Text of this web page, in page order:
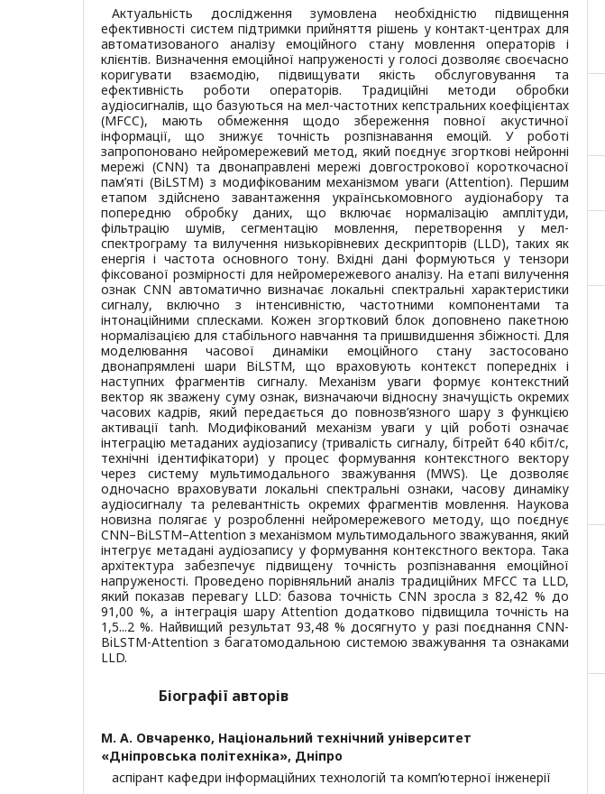
Актуальність дослідження зумовлена необхідністю підвищення
ефективності систем підтримки прийняття рішень у контакт-центрах для
автоматизованого аналізу емоційного стану мовлення операторів і
клієнтів. Визначення емоційної напруженості у голосі дозволяє своєчасно
коригувати взаємодію, підвищувати якість обслуговування та
ефективність роботи операторів. Традиційні методи обробки
аудіосигналів, що базуються на мел-частотних кепстральних коефіцієнтах
(MFCC), мають обмеження щодо збереження повної акустичної
інформації, що знижує точність розпізнавання емоцій. У роботі
запропоновано нейромережевий метод, який поєднує згорткові нейронні
мережі (CNN) та двонаправлені мережі довгострокової короткочасної
пам’яті (BiLSTM) з модифікованим механізмом уваги (Attention). Першим
етапом здійснено завантаження українськомовного аудіонабору та
попередню обробку даних, що включає нормалізацію амплітуди,
фільтрацію шумів, сегментацію мовлення, перетворення у мел-
спектрограму та вилучення низькорівневих дескрипторів (LLD), таких як
енергія і частота основного тону. Вхідні дані формуються у тензори
фіксованої розмірності для нейромережевого аналізу. На етапі вилучення
ознак CNN автоматично визначає локальні спектральні характеристики
сигналу, включно з інтенсивністю, частотними компонентами та
інтонаційними сплесками. Кожен згортковий блок доповнено пакетною
нормалізацією для стабільного навчання та пришвидшення збіжності. Для
моделювання часової динаміки емоційного стану застосовано
двонапрямлені шари BiLSTM, що враховують контекст попередніх і
наступних фрагментів сигналу. Механізм уваги формує контекстний
вектор як зважену суму ознак, визначаючи відносну значущість окремих
часових кадрів, який передається до повнозв’язного шару з функцією
активації tanh. Модифікований механізм уваги у цій роботі означає
інтеграцію метаданих аудіозапису (тривалість сигналу, бітрейт 640 кбіт/с,
технічні ідентифікатори) у процес формування контекстного вектору
через систему мультимодального зважування (MWS). Це дозволяє
одночасно враховувати локальні спектральні ознаки, часову динаміку
аудіосигналу та релевантність окремих фрагментів мовлення. Наукова
новизна полягає у розробленні нейромережевого методу, що поєднує
CNN–BiLSTM–Attention з механізмом мультимодального зважування, який
інтегрує метадані аудіозапису у формування контекстного вектора. Така
архітектура забезпечує підвищену точність розпізнавання емоційної
напруженості. Проведено порівняльний аналіз традиційних MFCC та LLD,
який показав перевагу LLD: базова точність CNN зросла з 82,42 % до
91,00 %, а інтеграція шару Attention додатково підвищила точність на
1,5...2 %. Найвищий результат 93,48 % досягнуто у разі поєднання CNN-
BiLSTM-Attention з багатомодальною системою зважування та ознаками
LLD.
Біографії авторів
М. А. Овчаренко, Національний технічний університет
«Дніпровська політехніка», Дніпро
аспірант кафедри інформаційних технологій та комп’ютерної інженерії